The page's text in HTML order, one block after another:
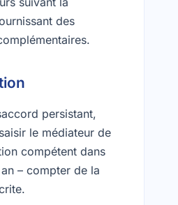
des
persistant,
le médiateur de
compétent dans
– compter de la